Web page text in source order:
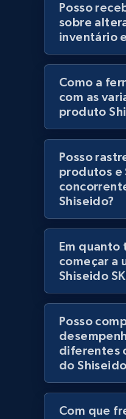
keyword
URL, Title, Rating,
991+ 165+
Lazada - Products -
category URL or
URL, Title, Rating,
price, Currency, Stock,
991+ 165+
Lazada - Products -
seller URL
URL, Title, Rating,
price, Currency, Stock,
991+ 165+
Posso
sobre
inventário
Como a
com as
produto
Posso
produtos e
Shiseido?
Em quanto
começar a
Shiseido
Posso
diferentes
do
Com que